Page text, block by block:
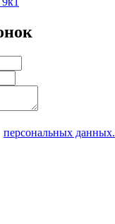
персональных данных.